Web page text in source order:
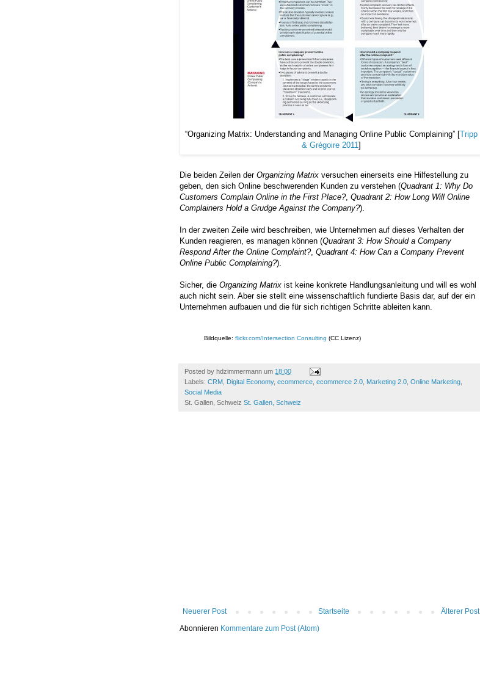
“Organizing Matrix: Understanding and Managing Online Public Complaining” [Tripp
& Grégoire 2011 ]
Die beiden Zeilen der Organizing Matrix versuchen einerseits eine Hilfestellung zu
geben, den sich Online beschwerenden Kunden zu verstehen (Quadrant 1: Why Do
Customers Complain Online in the First Place?, Quadrant 2: How Long Will Online
Complainers Hold a Grudge Against the Company?).
In der zweiten Zeile wird beschreiben, wie Unternehmen auf dieses Verhalten der
Kunden reagieren, es managen können (Quadrant 3: How Should a Company
Respond After the Online Complaint?, Quadrant 4: How Can a Company Prevent
Online Public Complaining?).
Sicher, die Organizing Matrix ist keine konkrete Handlungsanleitung und will es wohl
auch nicht sein. Aber sie stellt eine wissenschaftlich fundierte Basis dar, auf der ein
Unternehmen aufbauen und die für sich richtigen Schritte ableiten kann.
Bildquelle: flickr.com/Intersection Consulting (CC Lizenz)
Posted by hdzimmermann um 18:00
Labels: CRM Digital Economy, ecommerce ecommerce 2.0 Marketing 2.0 Online Marketing
Social Media
St. Gallen, Schweiz St. Gallen, Schweiz
Neuerer Post Älterer Post
Startseite
Abonnieren Kommentare zum Post (Atom)